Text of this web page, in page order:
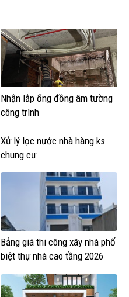
Nhận lắp ống đồng âm tường
công trình
Xử lý lọc nước nhà hàng ks
chung cư
Bảng giá thi công xây nhà phố
biệt thự nhà cao tầng 2026